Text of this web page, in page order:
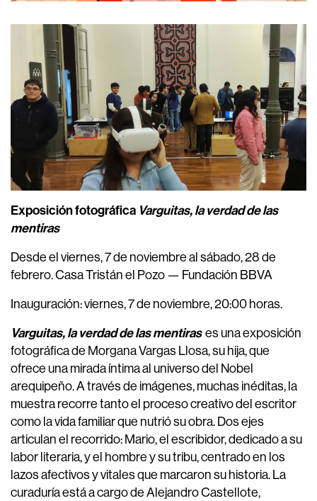
Exposición fotográfica Varguitas, la verdad de las
mentiras
Desde el viernes, 7 de noviembre al sábado, 28 de
febrero. Casa Tristán el Pozo — Fundación BBVA
Inauguración: viernes, 7 de noviembre, 20:00 horas.
Varguitas, la verdad de las mentiras es una exposición
fotográfica de Morgana Vargas Llosa, su hija, que
ofrece una mirada íntima al universo del Nobel
arequipeño. A través de imágenes, muchas inéditas, la
muestra recorre tanto el proceso creativo del escritor
como la vida familiar que nutrió su obra. Dos ejes
articulan el recorrido: Mario, el escribidor, dedicado a su
labor literaria, y el hombre y su tribu, centrado en los
lazos afectivos y vitales que marcaron su historia. La
curaduría está a cargo de Alejandro Castellote,